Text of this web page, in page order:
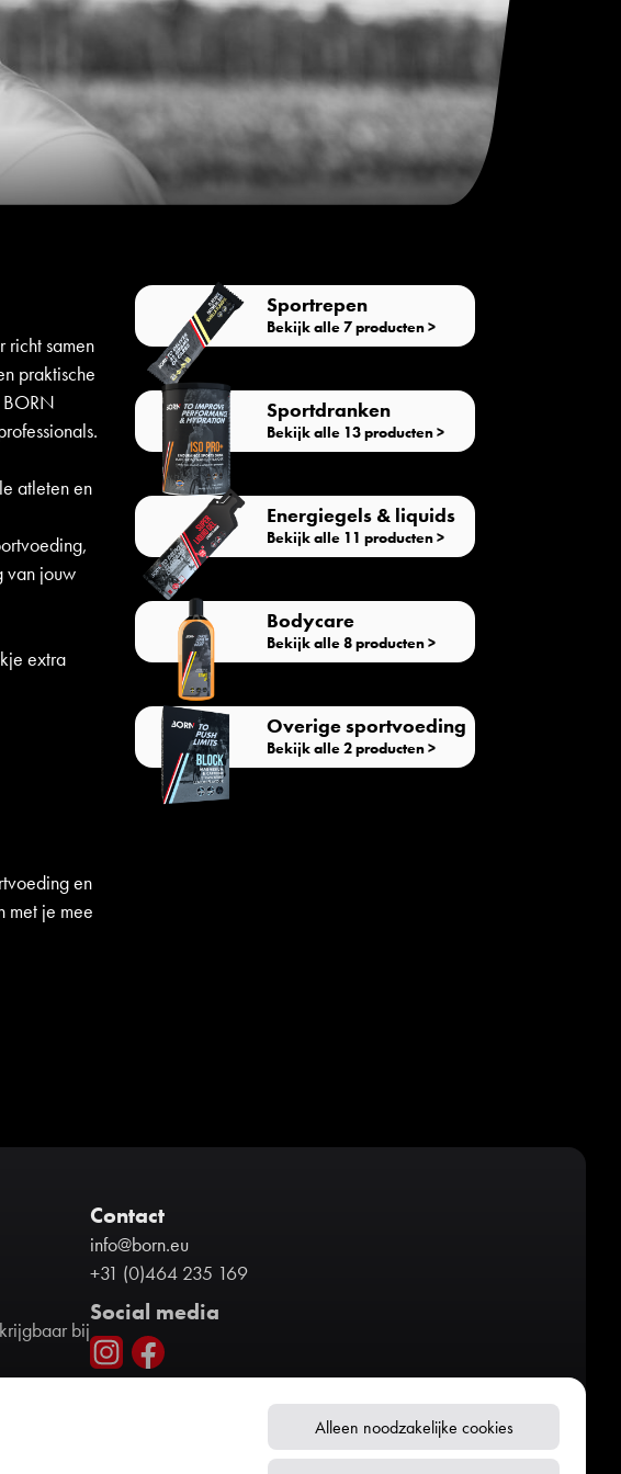
Alleen noodzakelijke cookies
richt samen
praktische
atleten en
van jouw
extra
en
met je mee
Sportrepen
Bekijk alle 7 producten >
Sportdranken
Bekijk alle 13 producten >
Energiegels & liquids
Bekijk alle 11 producten >
Bodycare
Bekijk alle 8 producten >
Overige sportvoeding
Bekijk alle 2 producten >
bij
Contact
info@born.eu
+31 (0)464 235 169
Social media